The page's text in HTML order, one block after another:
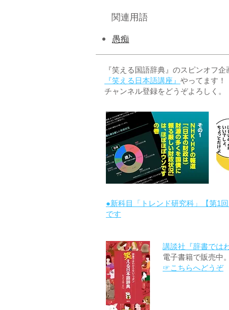
関連用語
​愚痴
『笑える国語辞典』のスピンオフ
『笑える日本語講座』 やってます！
チャンネル登録をどうぞよろしく。
●新科目「トレンド研究科」【第1
です
講談社『辞書では
電子書籍で販売中。
☞こちらへどうぞ